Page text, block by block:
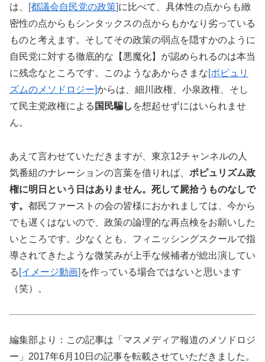
は、
[都議会自民党の政策]に比べて、具体性の点からも緻
密性の点からもシンタックスの点からもかなり劣っている
ものと考えます。そしてその政策の弱点を隠すかのように
自民党に対する徹底的な【悪魔化】が認められるのは本当
に残念なところです。このようなあからさまな[ポピュリ
ズムのメソドロジー]からは、細川政権、小泉政権、そし
て民主党政権による 国民騙し を想起せずにはいられませ
ん。
あえて言わせていただきますが、東京12チャンネルの人
気番組のナレーションの言葉を借りれば、 ポピュリズム政
権に明日という日はありません。死して屍拾うものなしで
す。 都民ファーストの会の皆様におかれましては、今から
でも遅くはないので、政策の論理的な再点検をお願いした
いところです。少なくとも、フィニッシングスクールで指
導されてきたような微笑みが上手な候補者が総出演してい
る [イメージ動画] を作っている場合ではないと思います
（笑）。
編集部より：この記事は「マスメディア報道のメソドロジ
ー」2017年6月10日の記事を転載させていただきました。